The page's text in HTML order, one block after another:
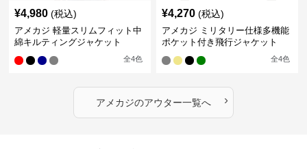
¥4,980 (税込)
アメカジ 軽量スリムフィット中
綿キルティングジャケット
全4色
¥4,270 (税込)
アメカジ ミリタリー仕様多機能
ポケット付き飛行ジャケット
全4色
アメカジのアウター一覧へ ›